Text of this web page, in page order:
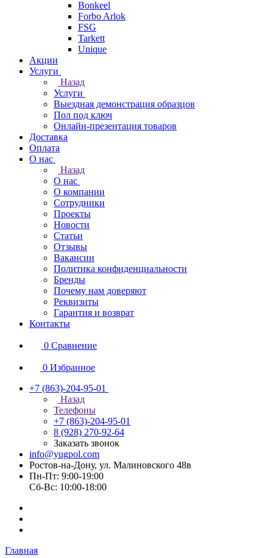
Bonkeel
Forbo Arlok
FSG
Tarkett
Unique
Акции
Услуги
Назад
Услуги
Выездная демонстрация образцов
Пол под ключ
Онлайн-презентация товаров
Доставка
Оплата
О нас
Назад
О нас
О компании
Сотрудники
Проекты
Новости
Статьи
Отзывы
Вакансии
Политика конфиденциальности
Бренды
Почему нам доверяют
Реквизиты
Гарантия и возврат
Контакты
0 Сравнение
0 Избранное
+7 (863)-204-95-01
Назад
Телефоны
+7 (863)-204-95-01
8 (928) 270-92-64
Заказать звонок
info@yugpol.com
Ростов-на-Дону, ул. Малиновского 48в
Пн-Пт: 9:00-19:00
Cб-Вс: 10:00-18:00
Главная